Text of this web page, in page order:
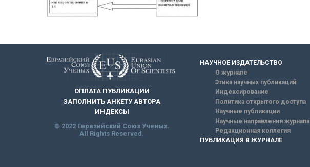
ОПЛАТА ПУБЛИКАЦИИ
ЗАПОЛНИТЬ АНКЕТУ АВТОРА
ИНДЕКСЫ
© 2022 Евразийский Союз Ученых.
All Rights Reserved.
НАУЧНОЕ ИЗДАТЕЛЬСТВО
О журнале
Этика научных публикаций
Индексирование
Политика открытого доступа
Научные публикации
Научные направления журнала
Редакционная коллегия
ПУБЛИКАЦИЯ В ЖУРНАЛЕ